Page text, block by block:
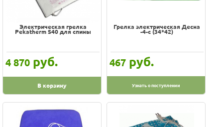
Производитель
Aeg
B.WELL
First
Green Glade
Электрическая грелка
Pekatherm S40 для спины
4 870 руб.
В корзину
Грелка электрическая Десна
-4-с (34*42)
467 руб.
Узнать о поступлении